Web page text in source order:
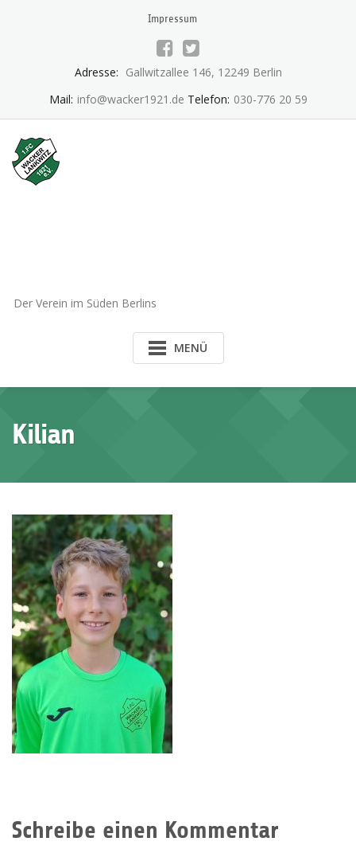
Impressum
Adresse: Gallwitzallee 146, 12249 Berlin
Mail: info@wacker1921.de Telefon: 030-776 20 59
Der Verein im Süden Berlins
MENÜ
Kilian
Schreibe einen Kommentar